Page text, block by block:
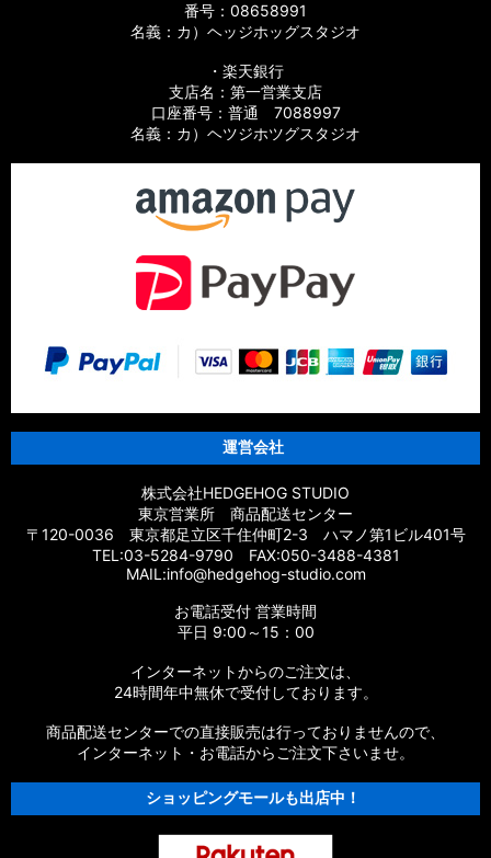
番号：08658991
名義：カ）ヘッジホッグスタジオ
・楽天銀行
支店名：第一営業支店
口座番号：普通 7088997
名義：カ）ヘツジホツグスタジオ
運営会社
株式会社HEDGEHOG STUDIO
東京営業所 商品配送センター
〒120-0036 東京都足立区千住仲町2-3 ハマノ第1ビル401号
TEL:03-5284-9790 FAX:050-3488-4381
MAIL:info@hedgehog-studio.com
お電話受付 営業時間
平日 9:00～15：00
インターネットからのご注文は、
24時間年中無休で受付しております。
商品配送センターでの直接販売は行っておりませんので、
インターネット・お電話からご注文下さいませ。
ショッピングモールも出店中！